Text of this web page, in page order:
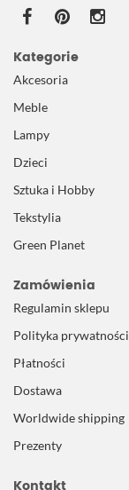
Kategorie
Akcesoria
Meble
Lampy
Dzieci
Sztuka i Hobby
Tekstylia
Green Planet
Zamówienia
Regulamin sklepu
Polityka prywatności
Płatności
Dostawa
Worldwide shipping
Prezenty